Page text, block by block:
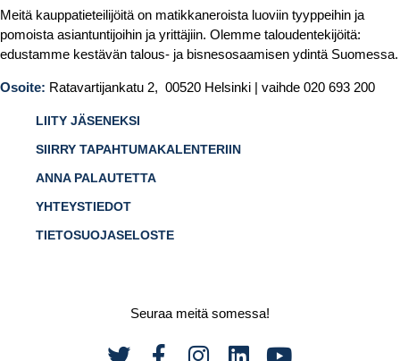
Meitä kauppatieteilijöitä on matikkaneroista luoviin tyyppeihin ja
pomoista asiantuntijoihin ja yrittäjiin. Olemme taloudentekijöitä:
edustamme kestävän talous- ja bisnesosaamisen ydintä Suomessa.
Osoite: Ratavartijankatu 2, 00520 Helsinki | vaihde 020 693 200
LIITY JÄSENEKSI
SIIRRY TAPAHTUMAKALENTERIIN
ANNA PALAUTETTA
YHTEYSTIEDOT
TIETOSUOJASELOSTE
Seuraa meitä somessa!